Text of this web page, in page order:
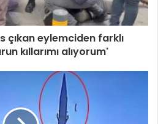
çıkan eylemciden farklı
kıllarımı alıyorum'